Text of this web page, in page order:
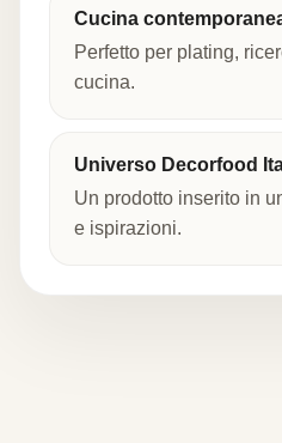
Cucina
Perfetto per plating,
cucina.
Universo Decorfood
Un prodotto inserito in
e ispirazioni.